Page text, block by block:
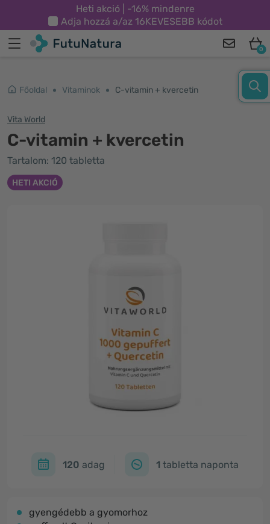
Heti akció | -16% mindenre
Adja hozzá a/az 16KEVESEBB kódot
0
Főoldal Vitaminok C-vitamin + kvercetin
Vita World
C-vitamin + kvercetin
Tartalom: 120 tabletta
HETI AKCIÓ
120 adag 1 tabletta naponta
gyengédebb a gyomorhoz